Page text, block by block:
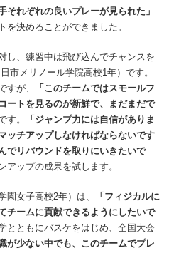
それぞれの良いプレーが見られた」
を決めることができました。
、練習中は飛び込んでチャンスを
市メリノール学院高校1年）です。
すが、
「このチームではスモールフ
ートを見るのが新鮮で、まだまだで
す。
「ジャンプ力には自信がありま
ッチアップしなければならないです
でリバウンドを取りにいきたいで
アップの成果を試します。
女子高校2年）は、
「フィジカルに
チームに貢献できるようにしたいで
とともにバスケをはじめ、全国大会
識が少ない中でも、このチームでプレ